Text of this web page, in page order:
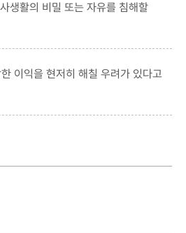
생활의 비밀 또는 자유를 침해할
이익을 현저히 해칠 우려가 있다고